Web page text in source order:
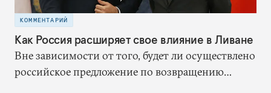
предсказуемый цикл эскалации
КОММЕНТАРИЙ
Как Россия расширяет свое влияние в Ливане
Вне зависимости от того, будет ли осуществлено
российское предложение по возвращению